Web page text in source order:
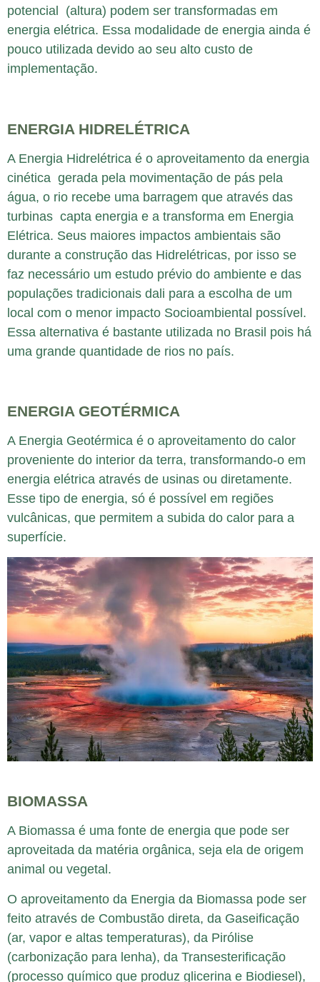
potencial (altura) podem ser transformadas em
energia elétrica. Essa modalidade de energia ainda é
pouco utilizada devido ao seu alto custo de
implementação.
ENERGIA HIDRELÉTRICA
A Energia Hidrelétrica é o aproveitamento da energia
cinética gerada pela movimentação de pás pela
água, o rio recebe uma barragem que através das
turbinas capta energia e a transforma em Energia
Elétrica. Seus maiores impactos ambientais são
durante a construção das Hidrelétricas, por isso se
faz necessário um estudo prévio do ambiente e das
populações tradicionais dali para a escolha de um
local com o menor impacto Socioambiental possível.
Essa alternativa é bastante utilizada no Brasil pois há
uma grande quantidade de rios no país.
ENERGIA GEOTÉRMICA
A Energia Geotérmica é o aproveitamento do calor
proveniente do interior da terra, transformando-o em
energia elétrica através de usinas ou diretamente.
Esse tipo de energia, só é possível em regiões
vulcânicas, que permitem a subida do calor para a
superfície.
BIOMASSA
A Biomassa é uma fonte de energia que pode ser
aproveitada da matéria orgânica, seja ela de origem
animal ou vegetal.
O aproveitamento da Energia da Biomassa pode ser
feito através de Combustão direta, da Gaseificação
(ar, vapor e altas temperaturas), da Pirólise
(carbonização para lenha), da Transesterificação
(processo químico que produz glicerina e Biodiesel),